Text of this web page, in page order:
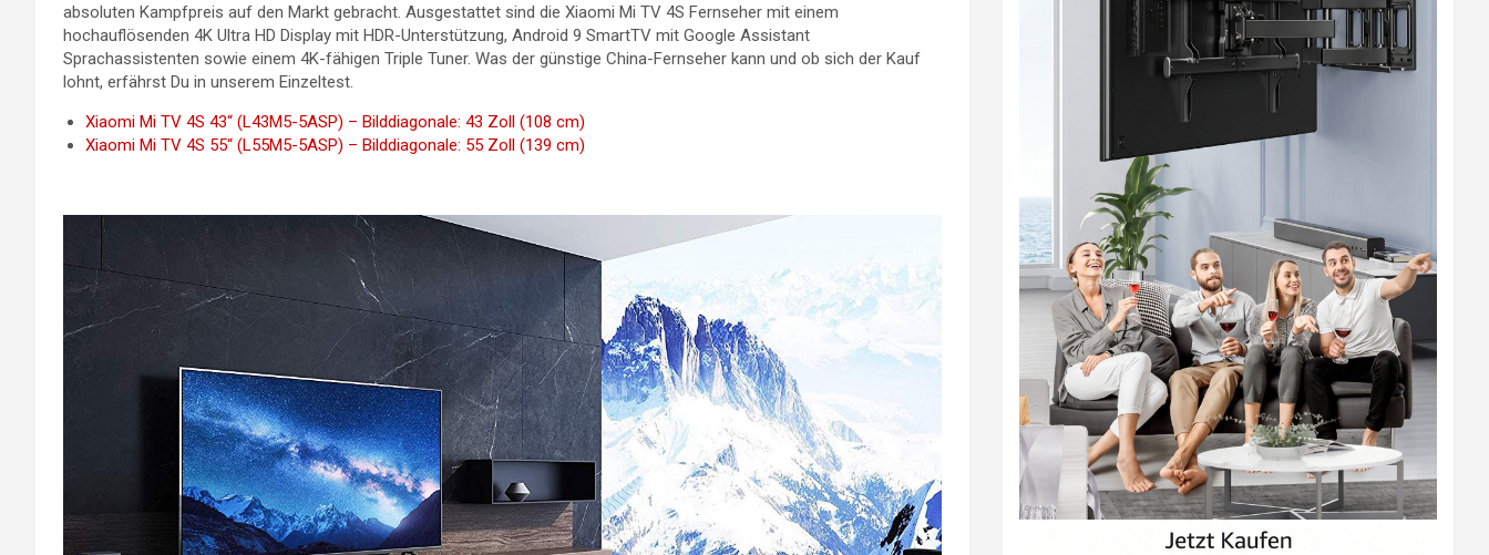
absoluten Kampfpreis auf den Markt gebracht. Ausgestattet sind die Xiaomi Mi TV 4S Fernseher mit einem
hochauflösenden 4K Ultra HD Display mit HDR-Unterstützung, Android 9 SmartTV mit Google Assistant
Sprachassistenten sowie einem 4K-fähigen Triple Tuner. Was der günstige China-Fernseher kann und ob sich der Kauf
lohnt, erfährst Du in unserem Einzeltest.
Xiaomi Mi TV 4S 43“ (L43M5-5ASP) – Bilddiagonale: 43 Zoll (108 cm)
Xiaomi Mi TV 4S 55“ (L55M5-5ASP) – Bilddiagonale: 55 Zoll (139 cm)